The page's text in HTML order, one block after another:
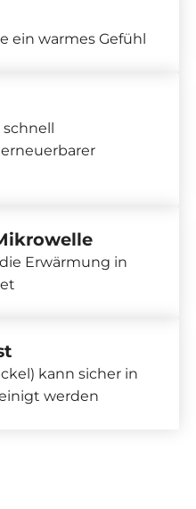
ein warmes Gefühl
Erwärmung in
kann sicher in
werden